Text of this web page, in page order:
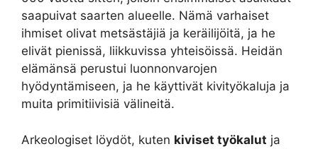
saapuivat saarten alueelle. Nämä varhaiset
ihmiset olivat metsästäjiä ja keräilijöitä, ja he
elivät pienissä, liikkuvissa yhteisöissä. Heidän
elämänsä perustui luonnonvarojen
hyödyntämiseen, ja he käyttivät kivityökaluja ja
muita primitiivisiä välineitä.
Arkeologiset löydöt, kuten kiviset työkalut ja